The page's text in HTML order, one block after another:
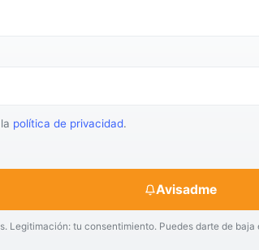
política de privacidad.
Avisadme
Legitimación: tu consentimiento. Puedes darte de